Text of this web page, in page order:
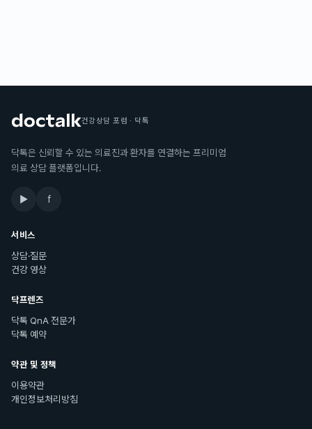
건강상담 포럼 · 닥톡
닥톡은 신뢰할 수 있는 의료진과 환자를 연결하는 프리미엄
의료 상담 플랫폼입니다.
▶ f
서비스
상담·질문
건강 영상
닥프렌즈
닥톡 QnA 전문가
닥톡 예약
약관 및 정책
이용약관
개인정보처리방침